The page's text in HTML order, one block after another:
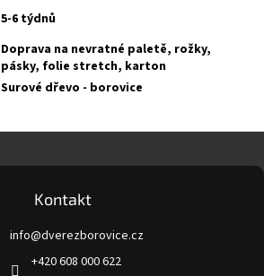
5-6 týdnů
Doprava na nevratné paletě, rožky,
pásky, folie stretch, karton
Surové dřevo - borovice
Kontakt
info@dverezborovice.cz
+420 608 000 622